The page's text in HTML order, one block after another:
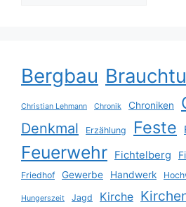
Bergbau
Christian Lehmann Chronik Chroniken
Denkmal Erzählung Feste
Feuerwehr Fichtelberg
Friedhof Gewerbe Handwerk
Hungerszeit Jagd Kirche